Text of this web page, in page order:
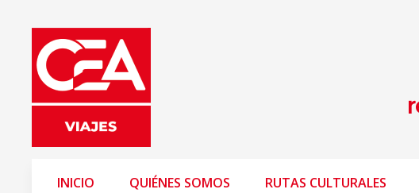
INICIO QUIÉNES SOMOS RUTAS CULTURALES